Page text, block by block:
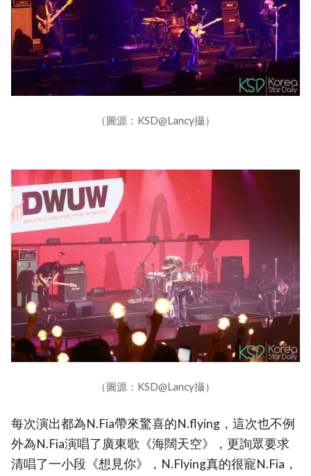
（圖源：KSD@Lancy攝）
（圖源：KSD@Lancy攝）
每次演出都為N.Fia帶來驚喜的N.flying，這次也不例
外為N.Fia演唱了廣東歌《海闊天空》，更詢眾要求
清唱了一小段《想見你》，N.Flying真的很寵N.Fia，